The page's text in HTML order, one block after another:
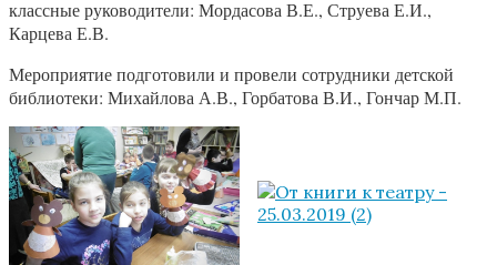
классные руководители: Мордасова В.Е., Струева Е.И.,
Карцева Е.В.
Мероприятие подготовили и провели сотрудники детской
библиотеки: Михайлова А.В., Горбатова В.И., Гончар М.П.